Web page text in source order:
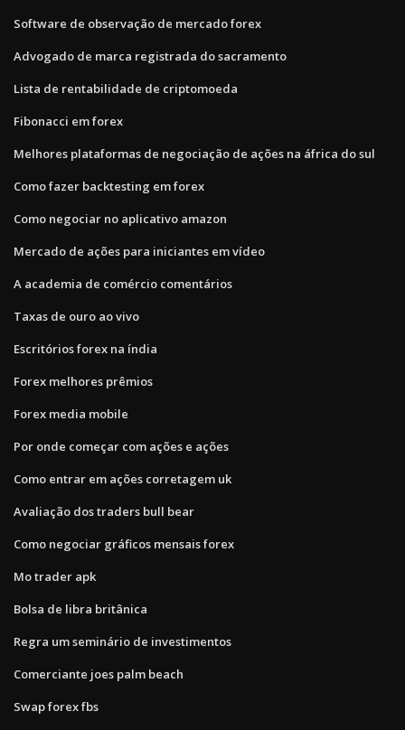
Software de observação de mercado forex
Advogado de marca registrada do sacramento
Lista de rentabilidade de criptomoeda
Fibonacci em forex
Melhores plataformas de negociação de ações na áfrica do sul
Como fazer backtesting em forex
Como negociar no aplicativo amazon
Mercado de ações para iniciantes em vídeo
A academia de comércio comentários
Taxas de ouro ao vivo
Escritórios forex na índia
Forex melhores prêmios
Forex media mobile
Por onde começar com ações e ações
Como entrar em ações corretagem uk
Avaliação dos traders bull bear
Como negociar gráficos mensais forex
Mo trader apk
Bolsa de libra britânica
Regra um seminário de investimentos
Comerciante joes palm beach
Swap forex fbs